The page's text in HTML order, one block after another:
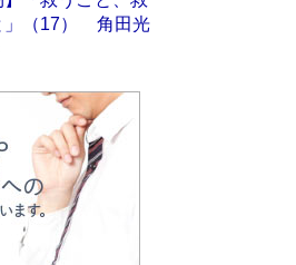
」（17） 角田光